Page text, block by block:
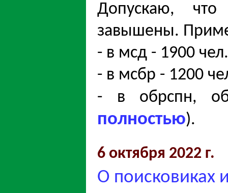
Допускаю,
завышены.
- в мсд - 1900
- в мсбр - 1200
- в обрспн,
полностью).
6 октября 2022 г.
О поисковиках